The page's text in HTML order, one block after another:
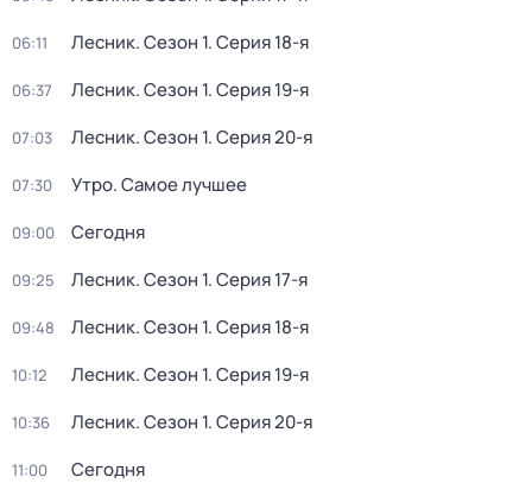
06:11 Лесник. Сезон 1. Серия 18-я
06:37 Лесник. Сезон 1. Серия 19-я
07:03 Лесник. Сезон 1. Серия 20-я
07:30 Утро. Самое лучшее
09:00 Сегодня
09:25 Лесник. Сезон 1. Серия 17-я
09:48 Лесник. Сезон 1. Серия 18-я
10:12 Лесник. Сезон 1. Серия 19-я
10:36 Лесник. Сезон 1. Серия 20-я
11:00 Сегодня